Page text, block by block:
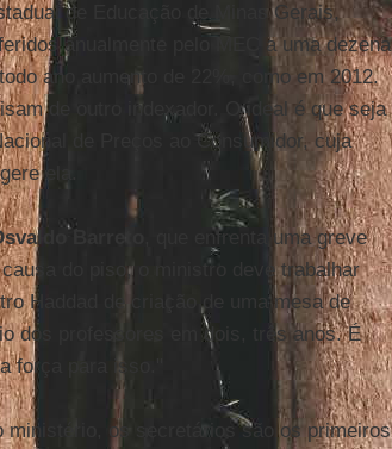
de Educação de Minas Gerais,
anualmente pelo MEC a uma dezena
ano aumento de 22%, como em 2012.
de outro indexador. O ideal é que seja
de Preços ao Consumidor, cuja
ela.
Barreto
, que enfrenta uma greve
do piso, o ministro deve trabalhar
Haddad de criação de uma mesa de
dos professores em dois, três anos. É
força para isso."
os secretários são os primeiros